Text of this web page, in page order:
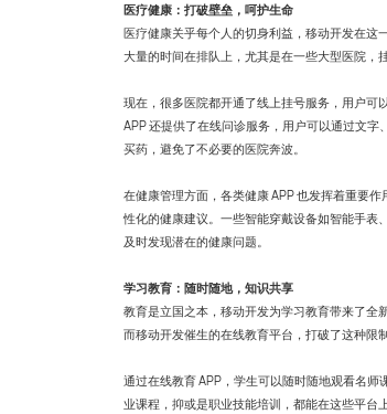
医疗健康：打破壁垒，呵护生命
医疗健康关乎每个人的切身利益，移动开发在这
大量的时间在排队上，尤其是在一些大型医院，
现在，很多医院都开通了线上挂号服务，用户可
APP 还提供了在线问诊服务，用户可以通过文
买药，避免了不必要的医院奔波。
在健康管理方面，各类健康 APP 也发挥着重要
性化的健康建议。一些智能穿戴设备如智能手表
及时发现潜在的健康问题。
学习教育：随时随地，知识共享
教育是立国之本，移动开发为学习教育带来了全
而移动开发催生的在线教育平台，打破了这种限
通过在线教育 APP，学生可以随时随地观看名
业课程，抑或是职业技能培训，都能在这些平台